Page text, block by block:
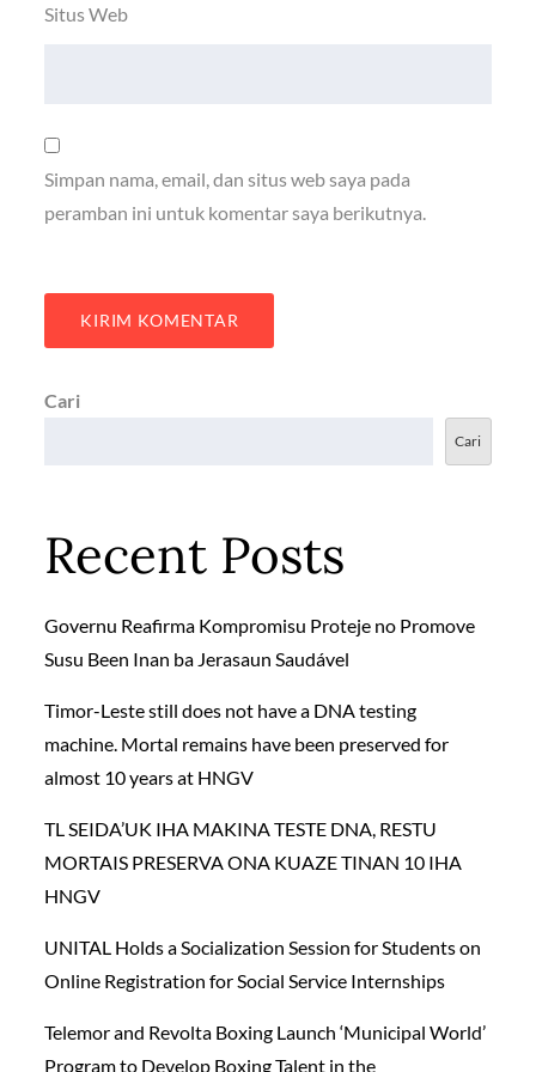
Situs Web
Simpan nama, email, dan situs web saya pada
peramban ini untuk komentar saya berikutnya.
Cari
Cari
Recent Posts
Governu Reafirma Kompromisu Proteje no Promove
Susu Been Inan ba Jerasaun Saudável
Timor-Leste still does not have a DNA testing
machine. Mortal remains have been preserved for
almost 10 years at HNGV
TL SEIDA’UK IHA MAKINA TESTE DNA, RESTU
MORTAIS PRESERVA ONA KUAZE TINAN 10 IHA
HNGV
UNITAL Holds a Socialization Session for Students on
Online Registration for Social Service Internships
Telemor and Revolta Boxing Launch ‘Municipal World’
Program to Develop Boxing Talent in the